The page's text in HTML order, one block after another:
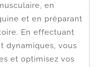
en
et en préparant
En effectuant
dynamiques, vous
et optimisez vos